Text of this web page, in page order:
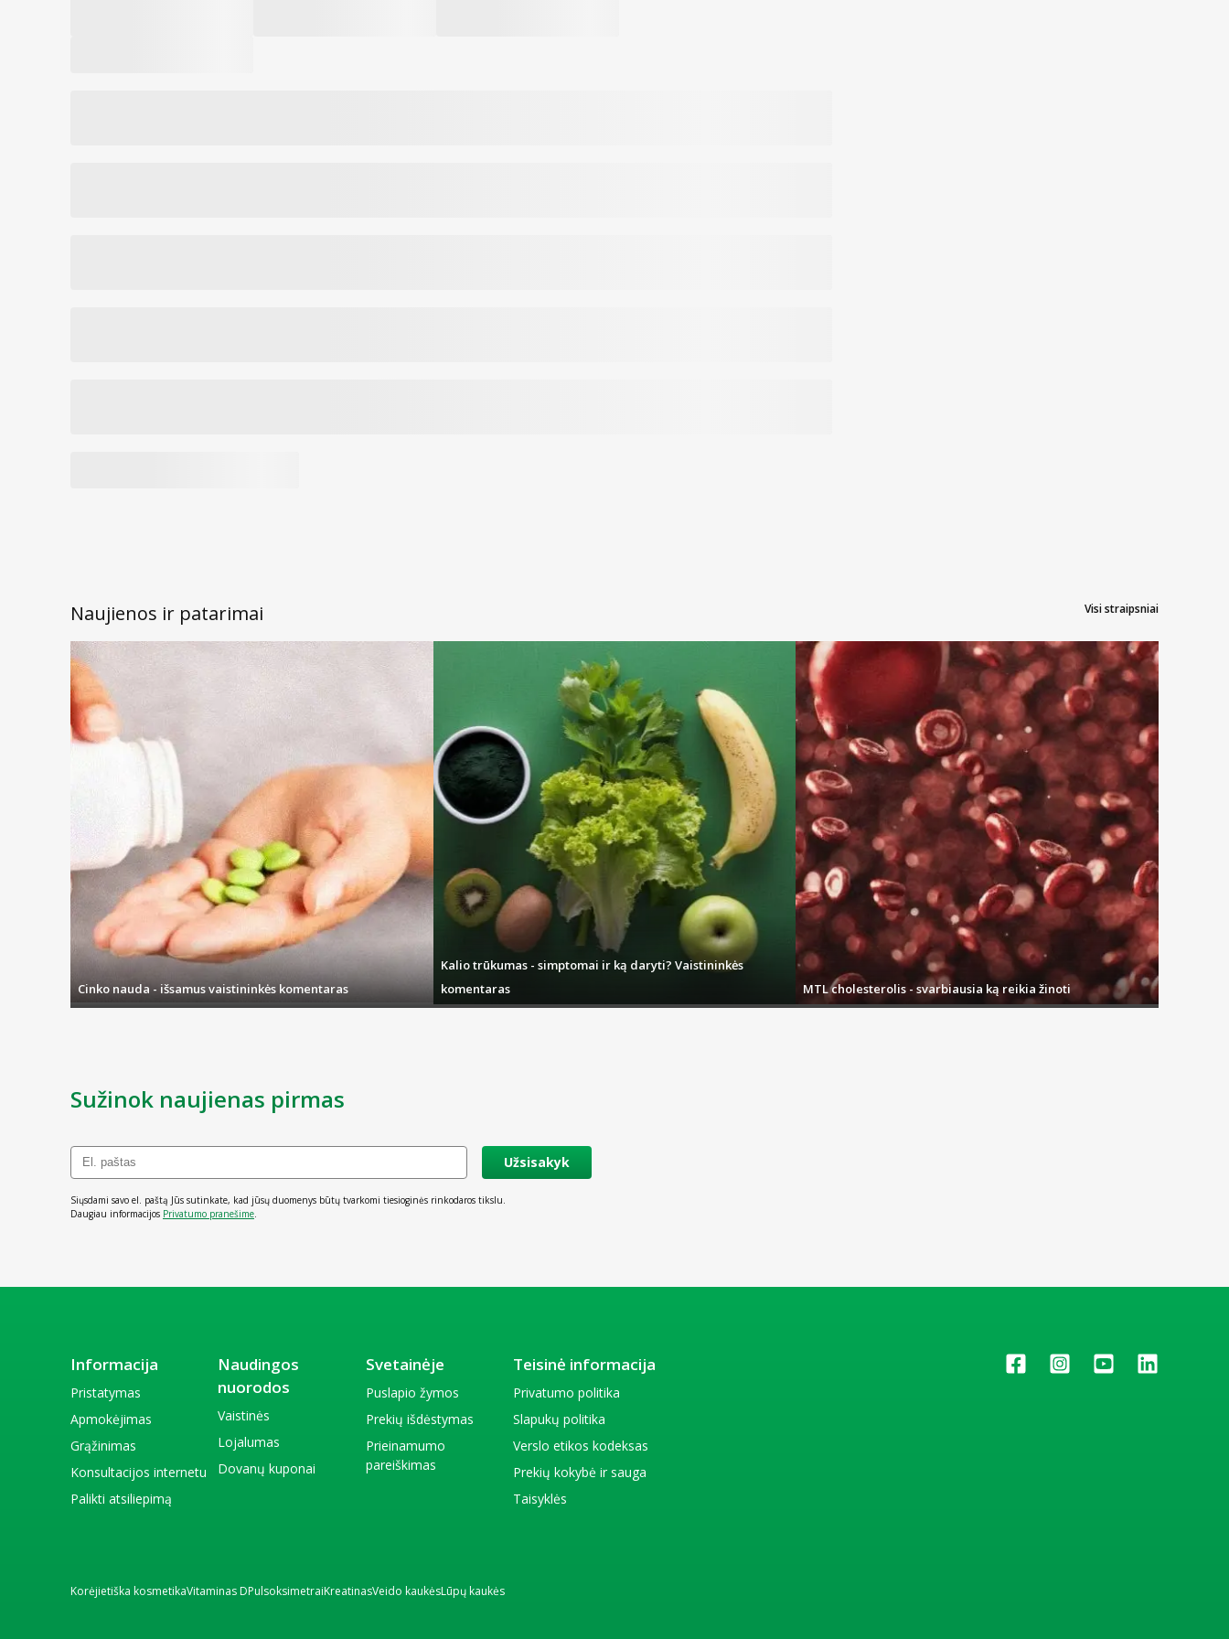
Naujienos ir patarimai Visi straipsniai
Cinko nauda - išsamus vaistininkės komentaras
Kalio trūkumas - simptomai ir ką daryti? Vaistininkės
komentaras
MTL cholesterolis - svarbiausia ką reikia žinoti
Sužinok naujienas pirmas
Užsisakyk
Siųsdami savo el. paštą Jūs sutinkate, kad jūsų duomenys būtų tvarkomi tiesioginės rinkodaros tikslu.
Daugiau informacijos Privatumo pranešime
Informacija
Pristatymas
Apmokėjimas
Grąžinimas
Konsultacijos internetu
Palikti atsiliepimą
Naudingos
nuorodos
Vaistinės
Lojalumas
Dovanų kuponai
Svetainėje
Puslapio žymos
Prekių išdėstymas
Prieinamumo
pareiškimas
Teisinė informacija
Privatumo politika
Slapukų politika
Verslo etikos kodeksas
Prekių kokybė ir sauga
Taisyklės
Korėjietiška kosmetikaVitaminas DPulsoksimetraiKreatinasVeido kaukėsLūpų kaukės